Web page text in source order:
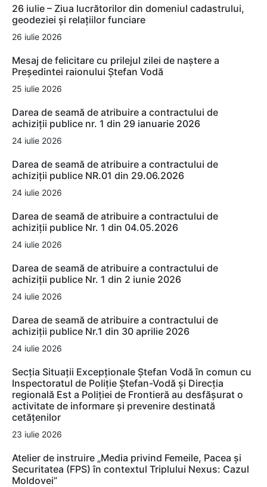
26 iulie – Ziua lucrătorilor din domeniul cadastrului,
geodeziei și relațiilor funciare
26 iulie 2026
Mesaj de felicitare cu prilejul zilei de naștere a
Președintei raionului Ștefan Vodă
25 iulie 2026
Darea de seamă de atribuire a contractului de
achiziții publice nr. 1 din 29 ianuarie 2026
24 iulie 2026
Darea de seamă de atribuire a contractului de
achiziții publice NR.01 din 29.06.2026
24 iulie 2026
Darea de seamă de atribuire a contractului de
achiziții publice Nr. 1 din 04.05.2026
24 iulie 2026
Darea de seamă de atribuire a contractului de
achiziții publice Nr. 1 din 2 iunie 2026
24 iulie 2026
Darea de seamă de atribuire a contractului de
achiziții publice Nr.1 din 30 aprilie 2026
24 iulie 2026
Secția Situații Excepționale Ștefan Vodă în comun cu
Inspectoratul de Poliție Ștefan-Vodă și Direcția
regională Est a Poliției de Frontieră au desfășurat o
activitate de informare și prevenire destinată
cetățenilor
23 iulie 2026
Atelier de instruire „Media privind Femeile, Pacea și
Securitatea (FPS) în contextul Triplului Nexus: Cazul
Moldovei”